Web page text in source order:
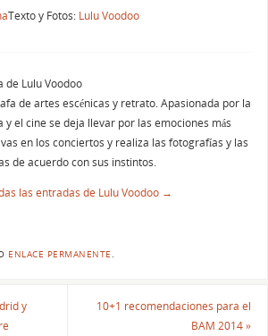
Texto y Fotos: Lulu Voodoo
de Lulu Voodoo
de artes escénicas y retrato. Apasionada por la
y el cine se deja llevar por las emociones más
en los conciertos y realiza las fotografías y las
de acuerdo con sus instintos.
las entradas de Lulu Voodoo →
ENLACE PERMANENTE
y
10+1 recomendaciones para el
BAM 2014»